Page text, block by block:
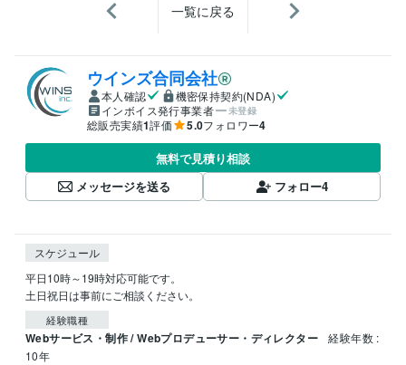
一覧に戻る
ウインズ合同会社
本人確認
機密保持契約(NDA)
インボイス発行事業者
未登録
総販売実績1評価 5.0フォロワー4
無料で見積り相談
メッセージを送る
フォロー4
スケジュール
平日10時～19時対応可能です。
土日祝日は事前にご相談ください。
経験職種
Webサービス・制作 / Webプロデューサー・ディレクター
経験年数 :
10年